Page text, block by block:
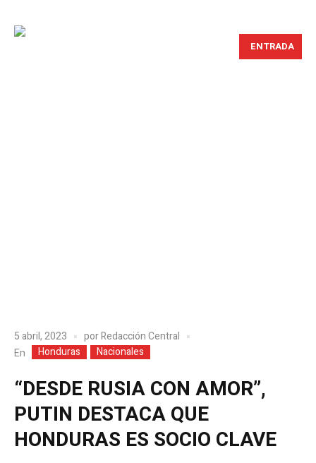
ENTRADA
5 abril, 2023 porRedacción Central
En
Honduras Nacionales
“DESDE RUSIA CON AMOR”,
PUTIN DESTACA QUE
HONDURAS ES SOCIO CLAVE